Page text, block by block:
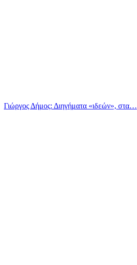
Γιώργος Δήμος: Διηγήματα «ιδεών», στα…